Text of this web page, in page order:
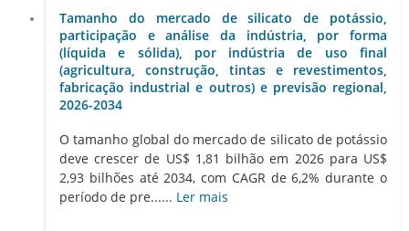
Tamanho do mercado de silicato de potássio,
participação e análise da indústria, por forma
(líquida e sólida), por indústria de uso final
(agricultura, construção, tintas e revestimentos,
fabricação industrial e outros) e previsão regional,
2026-2034
O tamanho global do mercado de silicato de potássio
deve crescer de US$ 1,81 bilhão em 2026 para US$
2,93 bilhões até 2034, com CAGR de 6,2% durante o
período de pre...... Ler mais